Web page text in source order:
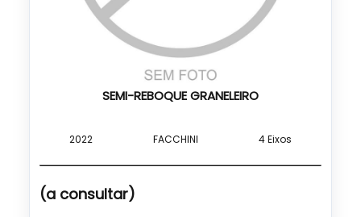
SEMI-REBOQUE GRANELEIRO
2022 FACCHINI 4 Eixos
(a consultar)